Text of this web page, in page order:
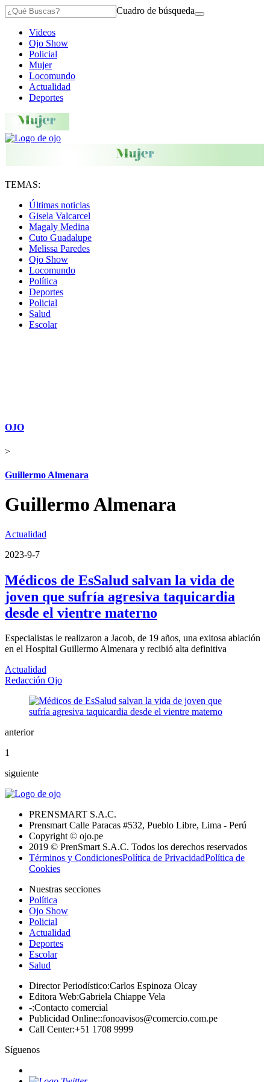
Cuadro de búsqueda
Videos
Ojo Show
Policial
Mujer
Locomundo
Actualidad
Deportes
TEMAS:
Últimas noticias
Gisela Valcarcel
Magaly Medina
Cuto Guadalupe
Melissa Paredes
Ojo Show
Locomundo
Política
Deportes
Policial
Salud
Escolar
OJO
>
Guillermo Almenara
Guillermo Almenara
Actualidad
2023-9-7
Médicos de EsSalud salvan la vida de
joven que sufría agresiva taquicardia
desde el vientre materno
Especialistas le realizaron a Jacob, de 19 años, una exitosa ablación
en el Hospital Guillermo Almenara y recibió alta definitiva
Actualidad
Redacción Ojo
anterior
1
siguiente
PRENSMART S.A.C.
Prensmart Calle Paracas #532, Pueblo Libre, Lima - Perú
Copyright © ojo.pe
2019 © PrenSmart S.A.C. Todos los derechos reservados
Términos y CondicionesPolítica de PrivacidadPolítica de
Cookies
Nuestras secciones
Política
Ojo Show
Policial
Actualidad
Deportes
Escolar
Salud
Director Periodístico:Carlos Espinoza Olcay
Editora Web:Gabriela Chiappe Vela
-:Contacto comercial
Publicidad Online::fonoavisos@comercio.com.pe
Call Center:+51 1708 9999
Síguenos